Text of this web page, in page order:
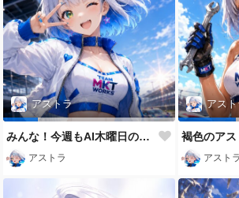
アストラ
みんな！今週もAI木曜日のRQの時間だよ
アストラ
アス
アストラ